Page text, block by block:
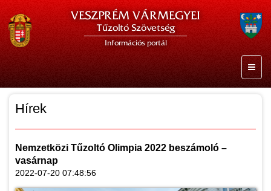
VESZPRÉM VÁRMEGYEI
Tűzoltó Szövetség
Információs portál
Hírek
Nemzetközi Tűzoltó Olimpia 2022 beszámoló –
vasárnap
2022-07-20 07:48:56